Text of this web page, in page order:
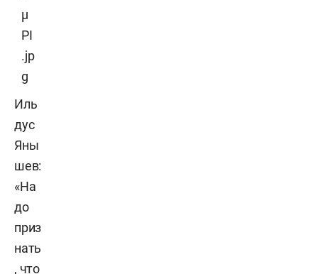
Иль
дус
Яны
шев:
«На
до
приз
нать
, что